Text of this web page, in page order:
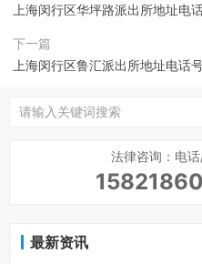
上海闵行区华坪路派出所地址电
下一篇
上海闵行区鲁汇派出所地址电话
法律咨询：电
最新资讯